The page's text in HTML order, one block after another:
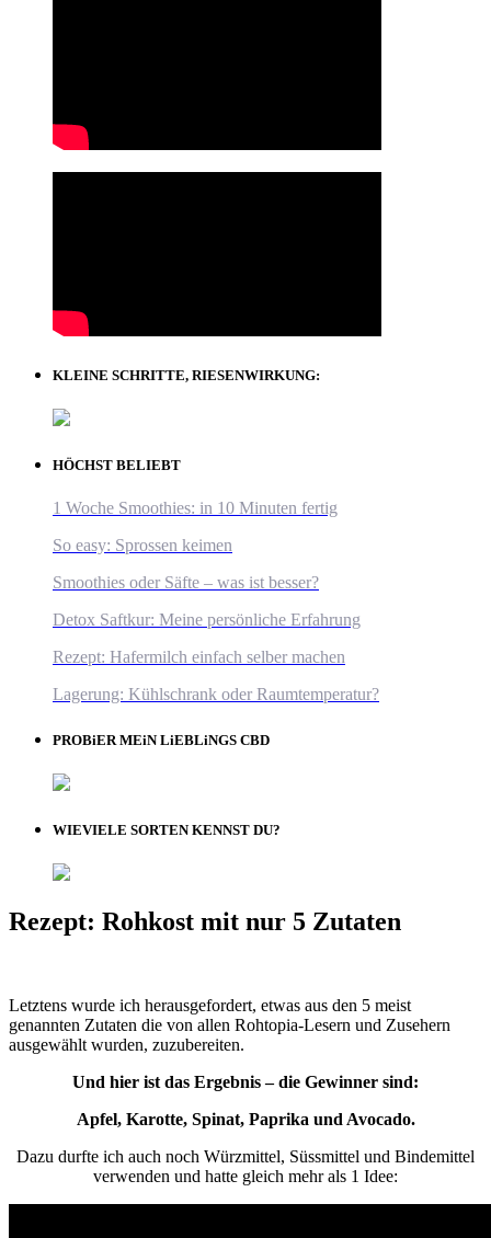
KLEINE SCHRITTE, RIESENWIRKUNG:
HÖCHST BELIEBT
1 Woche Smoothies: in 10 Minuten fertig
So easy: Sprossen keimen
Smoothies oder Säfte – was ist besser?
Detox Saftkur: Meine persönliche Erfahrung
Rezept: Hafermilch einfach selber machen
Lagerung: Kühlschrank oder Raumtemperatur?
PROBiER MEiN LiEBLiNGS CBD
WIEVIELE SORTEN KENNST DU?
Rezept: Rohkost mit nur 5 Zutaten
Letztens wurde ich herausgefordert, etwas aus den 5 meist
genannten Zutaten die von allen Rohtopia-Lesern und Zusehern
ausgewählt wurden, zuzubereiten.
Und hier ist das Ergebnis – die Gewinner sind:
Apfel, Karotte, Spinat, Paprika und Avocado.
Dazu durfte ich auch noch Würzmittel, Süssmittel und Bindemittel
verwenden und hatte gleich mehr als 1 Idee: